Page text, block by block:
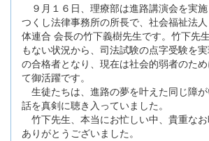
９月１６日、理療部は進路講演会を実
つくし法律事務所の所長で、社会福祉法
体連合 会長の竹下義樹先生です。竹下先
もない状況から、司法試験の点字受験を
の合格者となり、現在は社会的弱者のた
て御活躍です。
生徒たちは、進路の夢を叶えた同じ障
話を真剣に聴き入っていました。
竹下先生、本当にお忙しい中、貴重な
ありがとうございました。